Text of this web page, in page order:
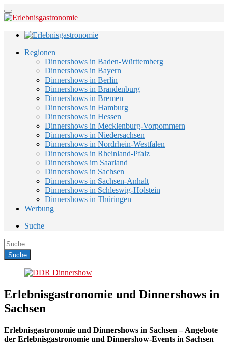
Regionen
Dinnershows in Baden-Württemberg
Dinnershows in Bayern
Dinnershows in Berlin
Dinnershows in Brandenburg
Dinnershows in Bremen
Dinnershows in Hamburg
Dinnershows in Hessen
Dinnershows in Mecklenburg-Vorpommern
Dinnershows in Niedersachsen
Dinnershows in Nordrhein-Westfalen
Dinnershows in Rheinland-Pfalz
Dinnershows im Saarland
Dinnershows in Sachsen
Dinnershows in Sachsen-Anhalt
Dinnershows in Schleswig-Holstein
Dinnershows in Thüringen
Werbung
Suche
Erlebnisgastronomie und Dinnershows in
Sachsen
Erlebnisgastronomie und Dinnershows in Sachsen – Angebote
der Erlebnisgastronomie und Dinnershow-Events in Sachsen